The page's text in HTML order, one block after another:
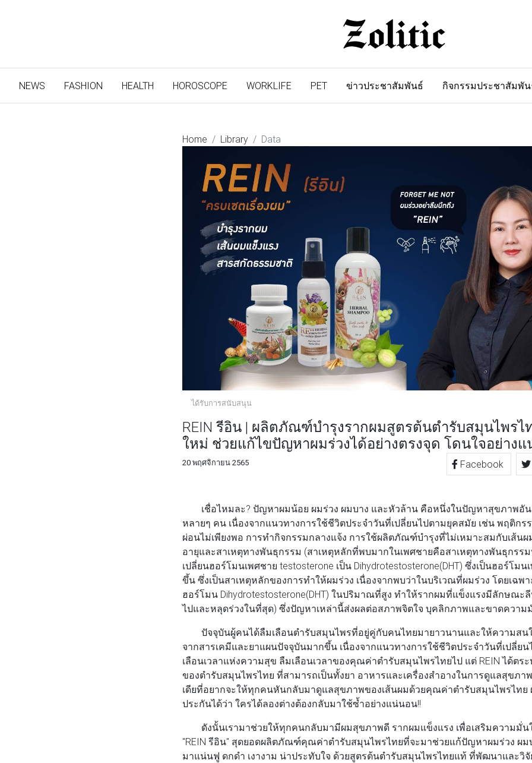
NEWS (CURRENT)
FASHION HEALTH HOROSCOPE WORKLIFE PET ข่าวประชาสัมพันธ์ กิจกรรมประชาสัมพั
Home Library Data
ได้รับการสนับสนุน
REIN รีอิน | ผลิตภัณฑ์บำรุงรากผมสูตรต้นตำรับสมุนไพรไ
ใหม่ ช่วยแก้ไขปัญหาผมร่วงได้อย่างตรงจุด โดนใจอย่าง
20 พฤศจิกายน 2565 Facebook
เชื่อไหมละ? ปัญหาผมน้อย ผมร่วง ผมบาง และหัวล้าน คือหนึ่งในปัญหาสุขภาพอัน
หลายๆ คน เนื่องจากแนวทางการใช้ชีวิตประจำวันที่เปลี่ยนไปตามยุคสมัย เช่น พฤติกร
ผ่อนไม่เพียงพอ การทำกิจกรรมกลางแจ้ง การใช้ผลิตภัณฑ์บำรุงที่ไม่เหมาะสมกับเส้นผ
อายุและสาเหตุทางพันธุกรรม (สาเหตุหลักที่พบมากในเพศชายคือสาเหตุทางพันธุกรร
เปลี่ยนฮอร์โมนเพศชาย testosterone เป็น Dihydrotestosterone(DHT) ซึ่งเป็นฮอร์โม
ขึ้น ซึ่งเป็นสาเหตุหลักของการทำให้ผมร่วง เนื่องจากพบว่าในบริเวณที่ผมร่วง โดยเฉพ
ฮอร์โมน Dihydrotestosterone(DHT) ในปริมาณที่สูง ทำให้รากผมที่แข็งแรงมีลักษณะ
ไปและหลุดร่วงในที่สุด) ซึ่งปัญหาเหล่านี้ส่งผลต่อสภาพจิตใจ บุคลิกภาพและขาดความ
ปัจจุบันผู้คนได้ลืมเลือนตำรับสมุนไพรที่อยู่คู่กับคนไทยมายาวนานและให้ความสน
จากสารเคมีและยาแผนปัจจุบันมากขึ้น เนื่องจากแนวทางการใช้ชีวิตประจำวันที่เปลี่ย
เลือนเวลาแห่งความสุข ลืมเลือนเวลาของคุณค่าตำรับสมุนไพรไทยไป แต่ REIN ได้ต
ของตำรับสมุนไพรไทย ที่สามารถเป็นทั้งยา อาหารและเครื่องสำอางในการดูแลสุขภา
เดียที่อยากจะให้ทุกคนหันกลับมาดูแลสุขภาพของเส้นผมด้วยคุณค่าตำรับสมุนไพรไท
ประกันได้ว่า ใครได้ลองต่างต้องกลับมาใช้ซ้ำอย่างแน่นอน!!
ดังนั้นเรามาช่วยให้ทุกคนกลับมามีผมสุขภาพดี รากผมแข็งแรง เพื่อเสริมความมั่น
"REIN รีอิน" สุดยอดผลิตภัณฑ์คุณค่าตำรับสมุนไพรไทยที่จะมาช่วยแก้ปัญหาผมร่วง ผม
มาแน่นฟู ดกดำ เงางาม น่าประทับใจ ด้วยสูตรต้นตำรับสมุนไพรไทยแท้ ที่พัฒนาและวิ